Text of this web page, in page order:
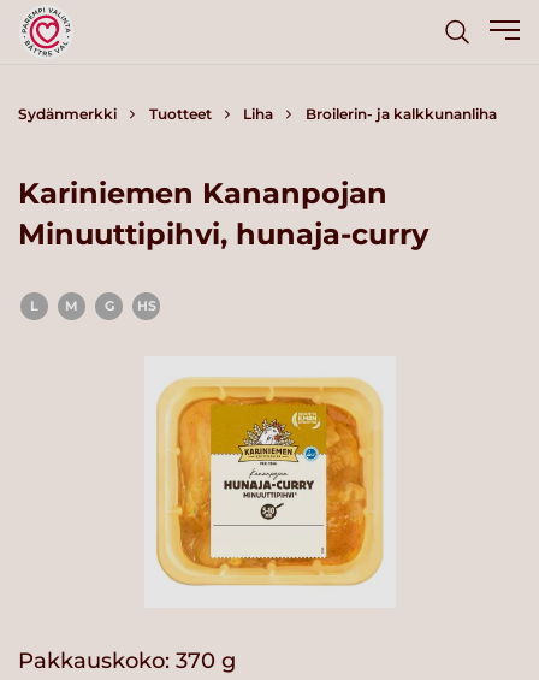
Sydänmerkki Tuotteet Liha Broilerin- ja kalkkunanliha
Kariniemen Kananpojan
Minuuttipihvi, hunaja-curry
L M G HS
Pakkauskoko: 370 g